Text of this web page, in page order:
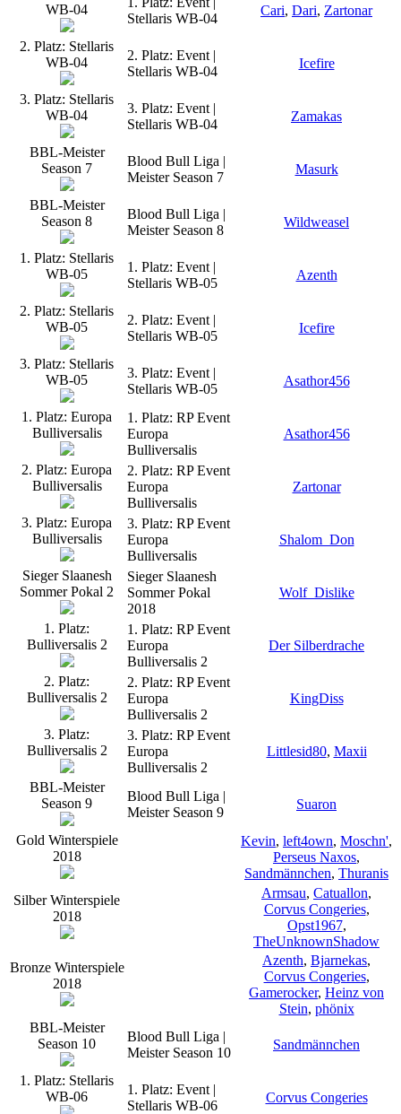
WB-04
Stellaris WB-04
Cari, Dari, Zartonar
2. Platz: Stellaris
WB-04
2. Platz: Event |
Stellaris WB-04
Icefire
3. Platz: Stellaris
WB-04
3. Platz: Event |
Stellaris WB-04
Zamakas
BBL-Meister
Season 7
Blood Bull Liga |
Meister Season 7
Masurk
BBL-Meister
Season 8
Blood Bull Liga |
Meister Season 8
Wildweasel
1. Platz: Stellaris
WB-05
1. Platz: Event |
Stellaris WB-05
Azenth
2. Platz: Stellaris
WB-05
2. Platz: Event |
Stellaris WB-05
Icefire
3. Platz: Stellaris
WB-05
3. Platz: Event |
Stellaris WB-05
Asathor456
1. Platz: Europa
Bulliversalis
1. Platz: RP Event
Europa
Bulliversalis
Asathor456
2. Platz: Europa
Bulliversalis
2. Platz: RP Event
Europa
Bulliversalis
Zartonar
3. Platz: Europa
Bulliversalis
3. Platz: RP Event
Europa
Bulliversalis
Shalom_Don
Sieger Slaanesh
Sommer Pokal 2
Sieger Slaanesh
Sommer Pokal
2018
Wolf_Dislike
1. Platz:
Bulliversalis 2
1. Platz: RP Event
Europa
Bulliversalis 2
Der Silberdrache
2. Platz:
Bulliversalis 2
2. Platz: RP Event
Europa
Bulliversalis 2
KingDiss
3. Platz:
Bulliversalis 2
3. Platz: RP Event
Europa
Bulliversalis 2
Littlesid80, Maxii
BBL-Meister
Season 9
Blood Bull Liga |
Meister Season 9
Suaron
Gold Winterspiele
2018
Kevin, left4own, Moschn',
Perseus Naxos,
Sandmännchen, Thuranis
Silber Winterspiele
2018
Armsau, Catuallon,
Corvus Congeries,
Opst1967,
TheUnknownShadow
Bronze Winterspiele
2018
Azenth, Bjarnekas,
Corvus Congeries,
Gamerocker, Heinz von
Stein, phönix
BBL-Meister
Season 10
Blood Bull Liga |
Meister Season 10
Sandmännchen
1. Platz: Stellaris
WB-06
1. Platz: Event |
Stellaris WB-06
Corvus Congeries